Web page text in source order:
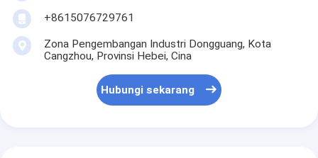
+8615076729761
Zona Pengembangan Industri Dongguang, Kota
Cangzhou, Provinsi Hebei, Cina
Hubungi sekarang